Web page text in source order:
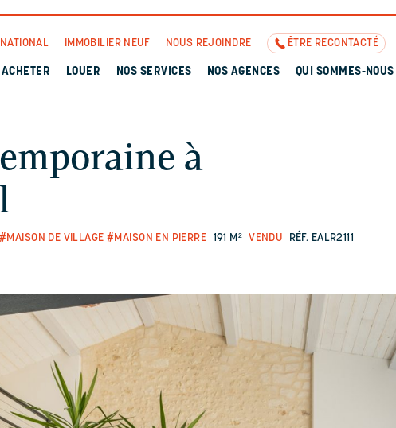
IMMOBILIER NEUF NOUS REJOINDRE ÊTRE RECONTACTÉ
ACHETER LOUER NOS SERVICES NOS AGENCES QUI SOMMES-NOUS
à
#MAISON DE VILLAGE #MAISON EN PIERRE 191 M² VENDU RÉF. EALR2111